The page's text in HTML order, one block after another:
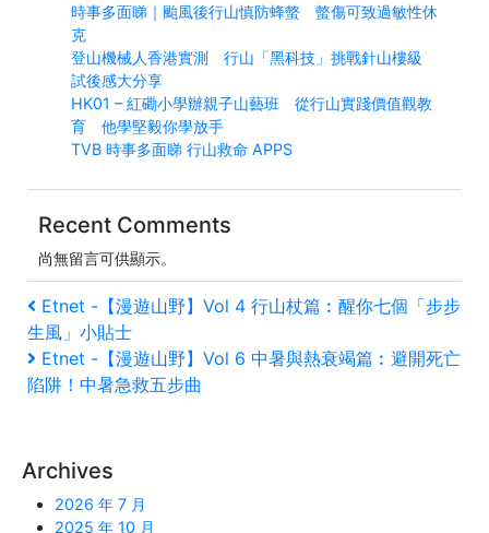
時事多面睇｜颱風後行山慎防蜂螫 螫傷可致過敏性休
克
登山機械人香港實測 行山「黑科技」挑戰針山樓級
試後感大分享
HK01 – 紅磡小學辦親子山藝班 從行山實踐價值觀教
育 他學堅毅你學放手
TVB 時事多面睇 行山救命 APPS
Recent Comments
尚無留言可供顯示。
文
章
導
上
一
篇
文
Etnet -【漫遊山野】Vol 4 行山杖篇︰醒你七個「步步
生風」小貼士
下
一
�
Etnet -【漫遊山野】Vol 6 中暑與熱衰竭篇︰避開死亡
陷阱！中暑急救五步曲
Archives
2026 年 7 月
2025 年 10 月